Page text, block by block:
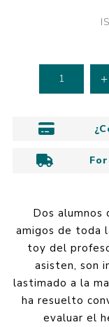
Dos
amigos de toda
toy del
asisten, son
lastimado a la
ha resuelto
evaluar el